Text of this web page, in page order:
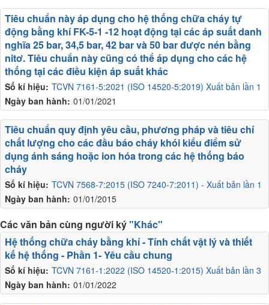
Số kí hiệu: TCVN 7161-5:2021 (ISO 14520-5:2019) Xuất bản lần 1
Ngày ban hành: 01/01/2021
Tiêu chuẩn này áp dụng cho hệ thống chữa cháy tự
động bằng khí FK-5-1 -12 hoạt động tại các áp suất danh
nghĩa 25 bar, 34,5 bar, 42 bar và 50 bar được nén bằng
nitơ. Tiêu chuẩn này cũng có thể áp dụng cho các hệ
thống tại các điều kiện áp suất khác
Số kí hiệu: TCVN 7568-7:2015 (ISO 7240-7:2011) - Xuất bản lần 1
Ngày ban hành: 01/01/2015
Tiêu chuẩn quy định yêu cầu, phương pháp và tiêu chí
chất lượng cho các đầu báo cháy khói kiểu điểm sử
dụng ánh sáng hoặc ion hóa trong các hệ thống báo
cháy
Các văn bản cùng người ký"Khác"
Số kí hiệu: TCVN 7161-1:2022 (ISO 14520-1:2015) Xuất bản lần 3
Ngày ban hành: 01/01/2022
Hệ thống chữa cháy bằng khí - Tính chất vật lý và thiết
kế hệ thống - Phần 1- Yêu cầu chung